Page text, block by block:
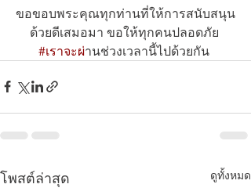
ขอขอบพระคุณทุกท่านที่ให้การสนับสนุน
ด้วยดีเสมอมา ขอให้ทุกคนปลอดภัย
#เราจะผ่านช่วงเวลานี้ไปด้วยกัน
โพสต์ล่าสุด ดูทั้งหมด